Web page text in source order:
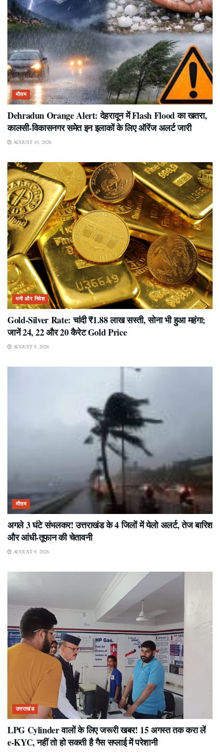
मौसम
Dehradun Orange Alert: देहरादून में Flash Flood का खतरा,
कालसी-विकासनगर समेत इन इलाकों के लिए ऑरेंज अलर्ट जारी
AUGUST 10, 2026
मनी और निवेश
Gold-Silver Rate: चांदी ₹1.88 लाख सस्ती, सोना भी हुआ महंगा;
जानें 24, 22 और 20 कैरेट Gold Price
AUGUST 9, 2026
मौसम
अगले 3 घंटे संभलकर! उत्तराखंड के 4 जिलों में येलो अलर्ट, तेज बारिश
और आंधी-तूफान की चेतावनी
AUGUST 9, 2026
उत्तराखंड
LPG Cylinder वालों के लिए जरूरी खबर! 15 अगस्त तक करा लें
e-KYC, नहीं तो हो सकती है गैस सप्लाई में परेशानी